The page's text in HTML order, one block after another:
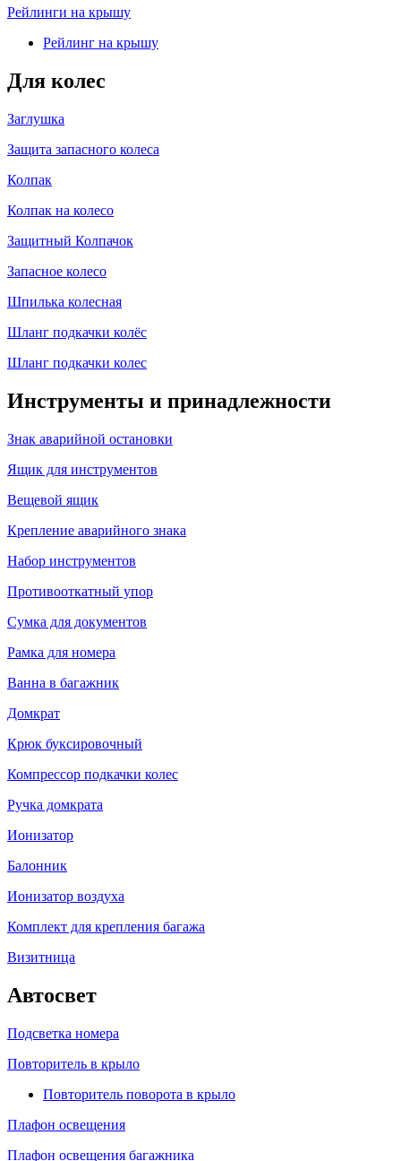
Рейлинги на крышу
Рейлинг на крышу
Для колес
Заглушка
Защита запасного колеса
Колпак
Колпак на колесо
Защитный Колпачок
Запасное колесо
Шпилька колесная
Шланг подкачки колёс
Шланг подкачки колес
Инструменты и принадлежности
Знак аварийной остановки
Ящик для инструментов
Вещевой ящик
Крепление аварийного знака
Набор инструментов
Противооткатный упор
Сумка для документов
Рамка для номера
Ванна в багажник
Домкрат
Крюк буксировочный
Компрессор подкачки колес
Ручка домкрата
Ионизатор
Балонник
Ионизатор воздуха
Комплект для крепления багажа
Визитница
Автосвет
Подсветка номера
Повторитель в крыло
Повторитель поворота в крыло
Плафон освещения
Плафон освещения багажника